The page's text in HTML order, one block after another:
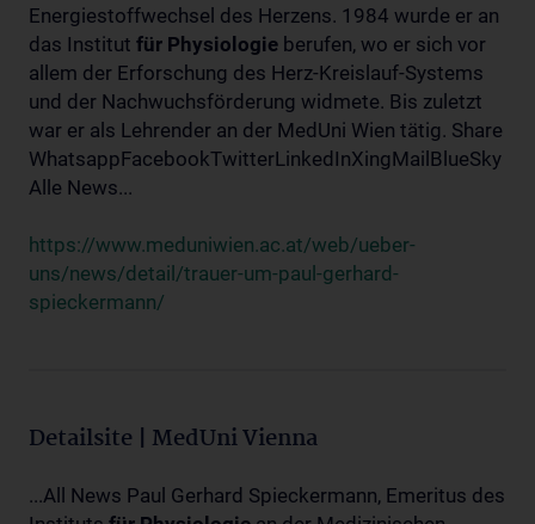
Energiestoffwechsel des Herzens. 1984 wurde er an
das Institut für Physiologie berufen, wo er sich vor
allem der Erforschung des Herz-Kreislauf-Systems
und der Nachwuchsförderung widmete. Bis zuletzt
war er als Lehrender an der MedUni Wien tätig. Share
WhatsappFacebookTwitterLinkedInXingMailBlueSky
Alle News...
https://www.meduniwien.ac.at/web/ueber-
uns/news/detail/trauer-um-paul-gerhard-
spieckermann/
Detailsite | MedUni Vienna
...All News Paul Gerhard Spieckermann, Emeritus des